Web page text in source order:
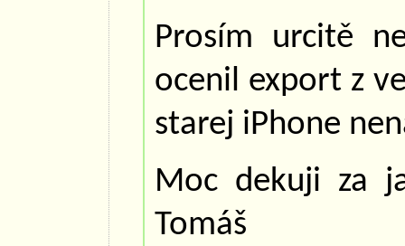
Prosím urcitě
ocenil export z
starej iPhone
Moc dekuji za
Tomáš